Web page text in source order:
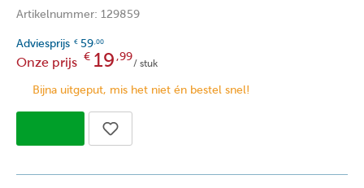
Artikelnummer: 129859
Adviesprijs € 59 ,00
Onze prijs € 19,99
/ stuk
Bijna uitgeput, mis het niet én bestel snel!